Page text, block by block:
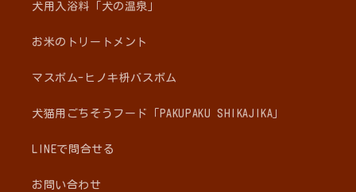
犬用入浴料「犬の温泉」
お米のトリートメント
マスボム-ヒノキ枡バスボム
犬猫用ごちそうフード「PAKUPAKU SHIKAJIKA」
LINEで問合せる
お問い合わせ